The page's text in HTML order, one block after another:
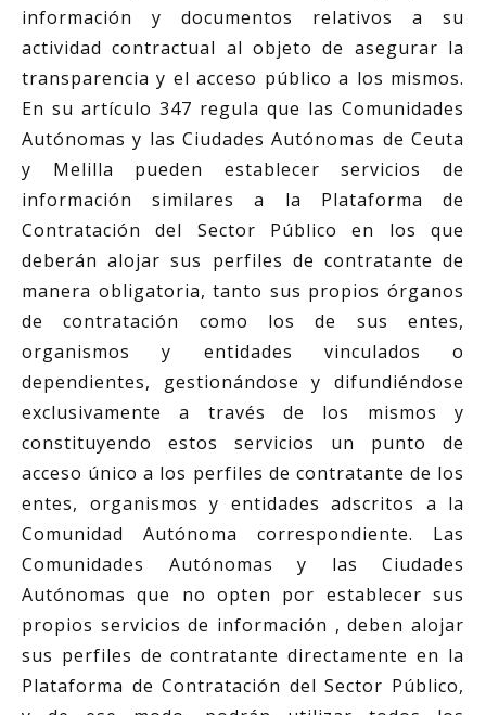
información y documentos relativos a su
actividad contractual al objeto de asegurar la
transparencia y el acceso público a los mismos.
En su artículo 347 regula que las Comunidades
Autónomas y las Ciudades Autónomas de Ceuta
y Melilla pueden establecer servicios de
información similares a la Plataforma de
Contratación del Sector Público en los que
deberán alojar sus perfiles de contratante de
manera obligatoria, tanto sus propios órganos
de contratación como los de sus entes,
organismos y entidades vinculados o
dependientes, gestionándose y difundiéndose
exclusivamente a través de los mismos y
constituyendo estos servicios un punto de
acceso único a los perfiles de contratante de los
entes, organismos y entidades adscritos a la
Comunidad Autónoma correspondiente. Las
Comunidades Autónomas y las Ciudades
Autónomas que no opten por establecer sus
propios servicios de información , deben alojar
sus perfiles de contratante directamente en la
Plataforma de Contratación del Sector Público,